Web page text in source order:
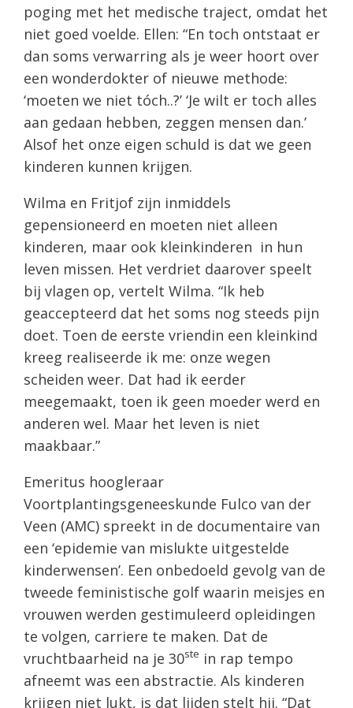
poging met het medische traject, omdat het
niet goed voelde. Ellen: “En toch ontstaat er
dan soms verwarring als je weer hoort over
een wonderdokter of nieuwe methode:
‘moeten we niet tóch..?’ ‘Je wilt er toch alles
aan gedaan hebben, zeggen mensen dan.’
Alsof het onze eigen schuld is dat we geen
kinderen kunnen krijgen.
Wilma en Fritjof zijn inmiddels
gepensioneerd en moeten niet alleen
kinderen, maar ook kleinkinderen in hun
leven missen. Het verdriet daarover speelt
bij vlagen op, vertelt Wilma. “Ik heb
geaccepteerd dat het soms nog steeds pijn
doet. Toen de eerste vriendin een kleinkind
kreeg realiseerde ik me: onze wegen
scheiden weer. Dat had ik eerder
meegemaakt, toen ik geen moeder werd en
anderen wel. Maar het leven is niet
maakbaar.”
Emeritus hoogleraar
Voortplantingsgeneeskunde Fulco van der
Veen (AMC) spreekt in de documentaire van
een ‘epidemie van mislukte uitgestelde
kinderwensen’. Een onbedoeld gevolg van de
tweede feministische golf waarin meisjes en
vrouwen werden gestimuleerd opleidingen
te volgen, carriere te maken. Dat de
vruchtbaarheid na je 30ste in rap tempo
afneemt was een abstractie. Als kinderen
krijgen niet lukt, is dat lijden stelt hij. “Dat